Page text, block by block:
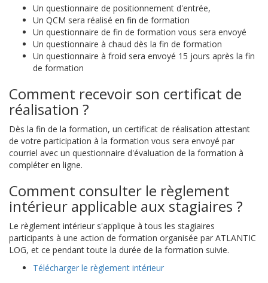
Un questionnaire de positionnement d'entrée,
Un QCM sera réalisé en fin de formation
Un questionnaire de fin de formation vous sera envoyé
Un questionnaire à chaud dès la fin de formation
Un questionnaire à froid sera envoyé 15 jours après la fin
de formation
Comment recevoir son certificat de
réalisation ?
Dès la fin de la formation, un certificat de réalisation attestant
de votre participation à la formation vous sera envoyé par
courriel avec un questionnaire d'évaluation de la formation à
compléter en ligne.
Comment consulter le règlement
intérieur applicable aux stagiaires ?
Le règlement intérieur s'applique à tous les stagiaires
participants à une action de formation organisée par ATLANTIC
LOG, et ce pendant toute la durée de la formation suivie.
Télécharger le règlement intérieur